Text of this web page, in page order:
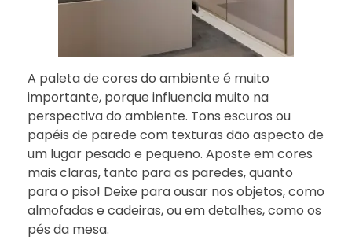
A paleta de cores do ambiente é muito
importante, porque influencia muito na
perspectiva do ambiente. Tons escuros ou
papéis de parede com texturas dão aspecto de
um lugar pesado e pequeno. Aposte em cores
mais claras, tanto para as paredes, quanto
para o piso! Deixe para ousar nos objetos, como
almofadas e cadeiras, ou em detalhes, como os
pés da mesa.